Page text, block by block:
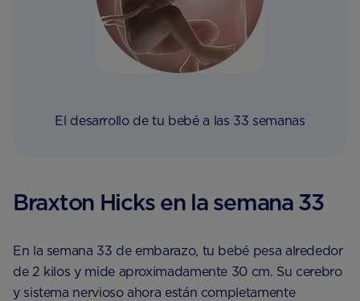
El desarrollo de tu bebé a las 33 semanas
Braxton Hicks en la semana 33
En la semana 33 de embarazo, tu bebé pesa alrededor
de 2 kilos y mide aproximadamente 30 cm. Su cerebro
y sistema nervioso ahora están completamente